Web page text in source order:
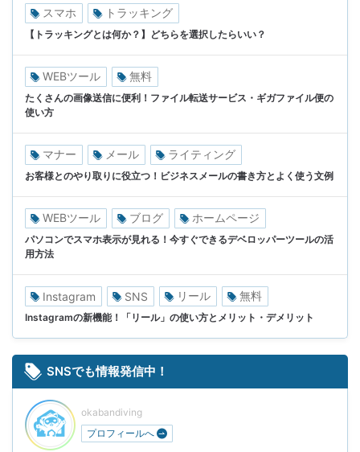
スマホ トラッキング
【トラッキングとは何か？】どちらを選択したらいい？
WEBツール 無料
たくさんの画像送信に便利！ファイル転送サービス・ギガファイル便の
使い方
マナー メール ライティング
お客様とのやり取りに役立つ！ビジネスメールの書き方とよく使う文例
WEBツール ブログ ホームページ
パソコンでスマホ表示が見れる！今すぐできるデベロッパーツールの活
用方法
Instagram SNS リール 無料
Instagramの新機能！「リール」の使い方とメリット・デメリット
SNSでも情報発信中！
okabandiving
プロフィールへ